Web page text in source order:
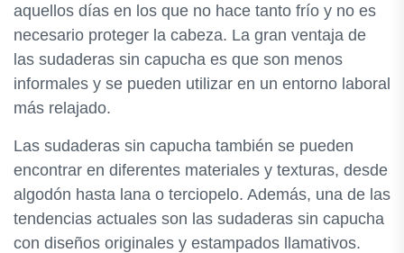
aquellos días en los que no hace tanto frío y no es
necesario proteger la cabeza. La gran ventaja de
las sudaderas sin capucha es que son menos
informales y se pueden utilizar en un entorno laboral
más relajado.
Las sudaderas sin capucha también se pueden
encontrar en diferentes materiales y texturas, desde
algodón hasta lana o terciopelo. Además, una de las
tendencias actuales son las sudaderas sin capucha
con diseños originales y estampados llamativos.